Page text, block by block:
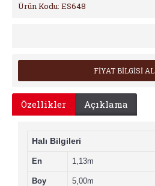
Ürün Kodu: ES648
FİYAT BİLGİSİ AL
Özellikler Açıklama
Halı Bilgileri
En 1,13m
Boy 5,00m